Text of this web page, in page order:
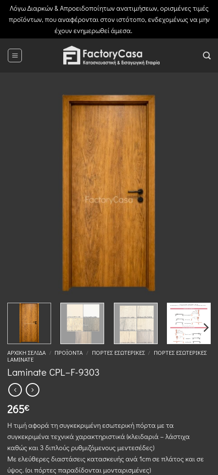
Λόγω Διαρκών & Απροειδοποίητων ανατιμήσεων, ορισμένες τιμές
προϊόντων, που αναφέρονται στον ιστότοπο, ενδεχομένως να μην
έχουν ενημερωθεί άμεσα.
ΑΡΧΙΚΉ ΣΕΛΊΔΑ / ΠΡΟΪΌΝΤΑ / ΠΌΡΤΕΣ ΕΣΩΤΕΡΙΚΈΣ / ΠΌΡΤΕΣ ΕΣΩΤΕΡΙΚΈΣ
LAMINATE
Laminate CPL–F-9303
265€
Η τιμή αφορά τη συγκεκριμένη εσωτερική πόρτα με τα
συγκεκριμένα τεχνικά χαρακτηριστικά (κλειδαριά – λάστιχα
καθώς και 3 διπλούς ρυθμιζόμενους μεντεσέδες)
Με ελεύθερες διαστάσεις κατασκευής ανά 1cm σε πλάτος και σε
ύψος. (οι πόρτες παραδίδονται μονταρισμένες)